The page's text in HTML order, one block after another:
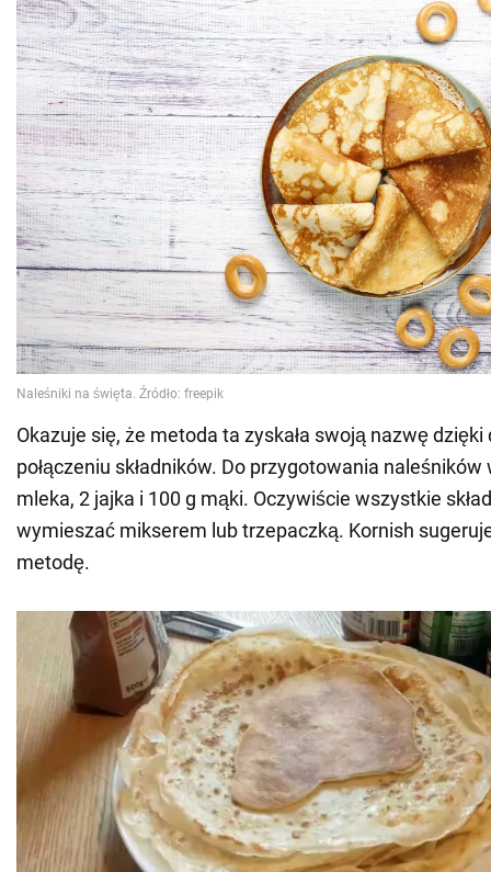
Okazuje się, że metoda ta zyskała swoją nazwę dzięki
połączeniu składników. Do przygotowania
mleka, 2 jajka i 100 g mąki. Oczywiście wszystkie
wymieszać mikserem lub trzepaczką. Kornish
metodę.